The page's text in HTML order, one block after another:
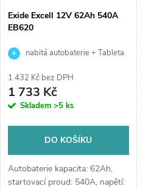
Exide Excell 12V 62Ah 540A
EB620
nabitá autobaterie + Tableta
výkup staré baterie při doručení
nebo v prodejně Jinočany
1 432 Kč bez DPH
1 733 Kč
Skladem >5 ks
DO KOŠÍKU
Autobaterie kapacita: 62Ah,
startovací proud: 540A, napětí: